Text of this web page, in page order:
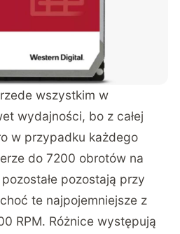
wszystkim w
wydajności, bo z całej
w przypadku każdego
do 7200 obrotów na
pozostają przy
te najpojemniejsze z
RPM. Różnice występują